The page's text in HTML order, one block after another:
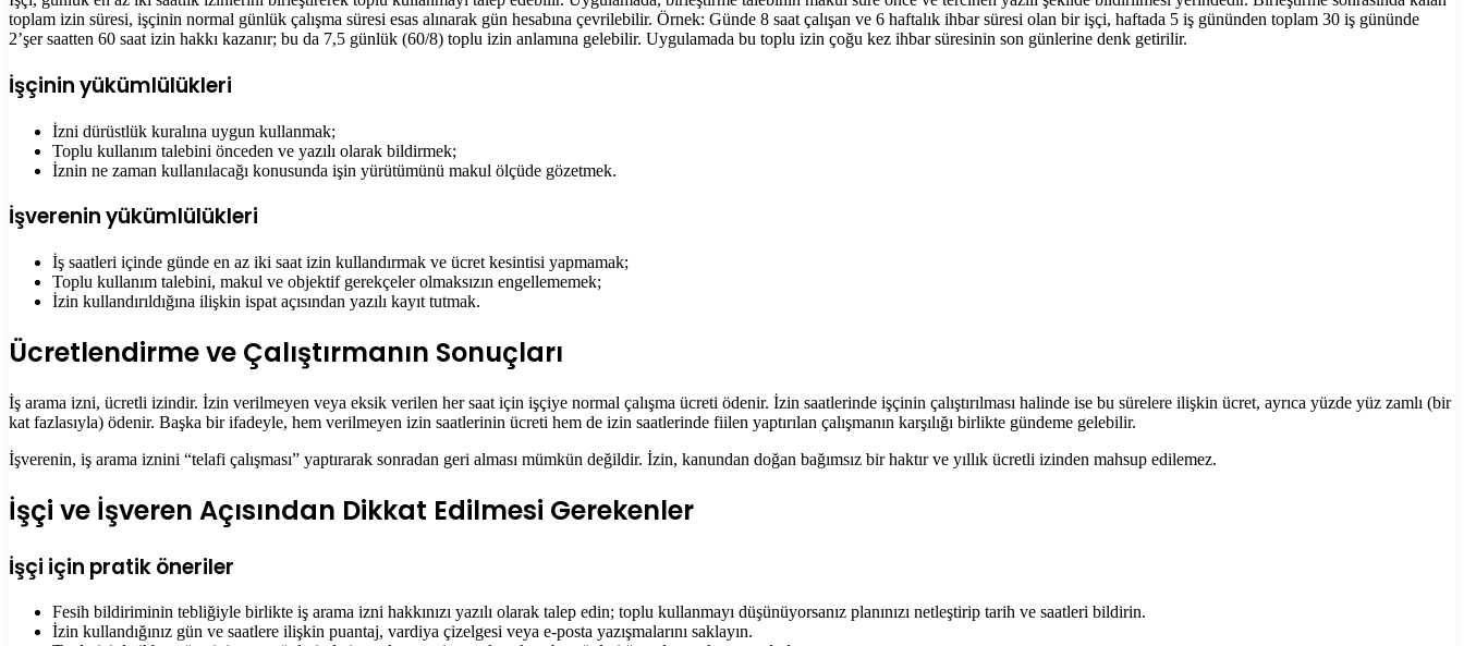
toplam izin süresi, işçinin normal günlük çalışma süresi esas alınarak gün hesabına çevrilebilir. Örnek: Günde 8 saat çalışan ve 6 haftalık ihbar süresi olan bir işçi, haftada 5 iş gününden toplam 30 iş gününde
2’şer saatten 60 saat izin hakkı kazanır; bu da 7,5 günlük (60/8) toplu izin anlamına gelebilir. Uygulamada bu toplu izin çoğu kez ihbar süresinin son günlerine denk getirilir.
İşçinin yükümlülükleri
İzni dürüstlük kuralına uygun kullanmak;
Toplu kullanım talebini önceden ve yazılı olarak bildirmek;
İznin ne zaman kullanılacağı konusunda işin yürütümünü makul ölçüde gözetmek.
İşverenin yükümlülükleri
İş saatleri içinde günde en az iki saat izin kullandırmak ve ücret kesintisi yapmamak;
Toplu kullanım talebini, makul ve objektif gerekçeler olmaksızın engellememek;
İzin kullandırıldığına ilişkin ispat açısından yazılı kayıt tutmak.
Ücretlendirme ve Çalıştırmanın Sonuçları
İş arama izni, ücretli izindir. İzin verilmeyen veya eksik verilen her saat için işçiye normal çalışma ücreti ödenir. İzin saatlerinde işçinin çalıştırılması halinde ise bu sürelere ilişkin ücret, ayrıca yüzde yüz zamlı (bir
kat fazlasıyla) ödenir. Başka bir ifadeyle, hem verilmeyen izin saatlerinin ücreti hem de izin saatlerinde fiilen yaptırılan çalışmanın karşılığı birlikte gündeme gelebilir.
İşverenin, iş arama iznini “telafi çalışması” yaptırarak sonradan geri alması mümkün değildir. İzin, kanundan doğan bağımsız bir haktır ve yıllık ücretli izinden mahsup edilemez.
İşçi ve İşveren Açısından Dikkat Edilmesi Gerekenler
İşçi için pratik öneriler
Fesih bildiriminin tebliğiyle birlikte iş arama izni hakkınızı yazılı olarak talep edin; toplu kullanmayı düşünüyorsanız planınızı netleştirip tarih ve saatleri bildirin.
İzin kullandığınız gün ve saatlere ilişkin puantaj, vardiya çizelgesi veya e-posta yazışmalarını saklayın.